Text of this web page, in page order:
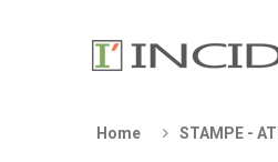
Home STAMPE -